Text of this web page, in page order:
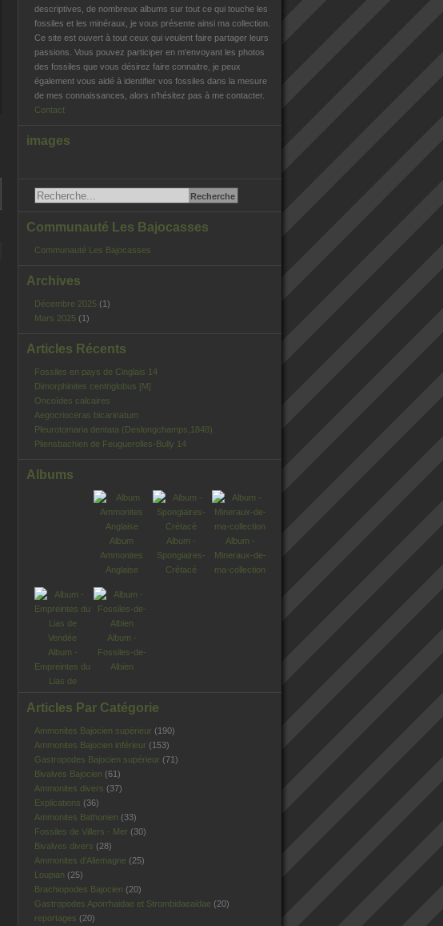
descriptives, de nombreux albums sur tout ce qui touche les
fossiles et les minéraux, je vous présente ainsi ma collection.
Ce site est ouvert à tout ceux qui veulent faire partager leurs
passions. Vous pouvez participer en m'envoyant les photos
des fossiles que vous désirez faire connaitre, je peux
également vous aidé à identifier vos fossiles dans la mesure
de mes connaissances, alors n'hésitez pas à me contacter.
Contact
images
Communauté Les Bajocasses
Communauté Les Bajocasses
Archives
Décembre 2025 (1)
Mars 2025 (1)
Articles Récents
Fossiles en pays de Cinglais 14
Dimorphinites centriglobus [M]
Oncoïdes calcaires
Aegocrioceras bicarinatum
Pleurotomaria dentata (Deslongchamps,1848).
Pliensbachien de Feuguerolles-Bully 14
Albums
Album
Ammonites
Anglaise
Album -
Spongiaires-
Crétacé
Album -
Mineraux-de-
ma-collection
Album -
Empreintes du
Lias de
Album -
Fossiles-de-
Albien
Articles Par Catégorie
Ammonites Bajocien supérieur (190)
Ammonites Bajocien inférieur (153)
Gastropodes Bajocien supérieur (71)
Bivalves Bajocien (61)
Ammonites divers (37)
Explications (36)
Ammonites Bathonien (33)
Fossiles de Villers - Mer (30)
Bivalves divers (28)
Ammonites d'Allemagne (25)
Loupian (25)
Brachiopodes Bajocien (20)
Gastropodes Aporrhaidae et Strombidaeaidae (20)
reportages (20)